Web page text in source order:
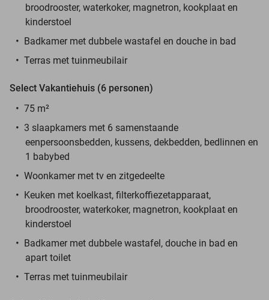
broodrooster, waterkoker, magnetron, kookplaat en
kinderstoel
Badkamer met dubbele wastafel en douche in bad
Terras met tuinmeubilair
Select Vakantiehuis (6 personen)
75 m²
3 slaapkamers met 6 samenstaande
eenpersoonsbedden, kussens, dekbedden, bedlinnen en
1 babybed
Woonkamer met tv en zitgedeelte
Keuken met koelkast, filterkoffiezetapparaat,
broodrooster, waterkoker, magnetron, kookplaat en
kinderstoel
Badkamer met dubbele wastafel, douche in bad en
apart toilet
Terras met tuinmeubilair